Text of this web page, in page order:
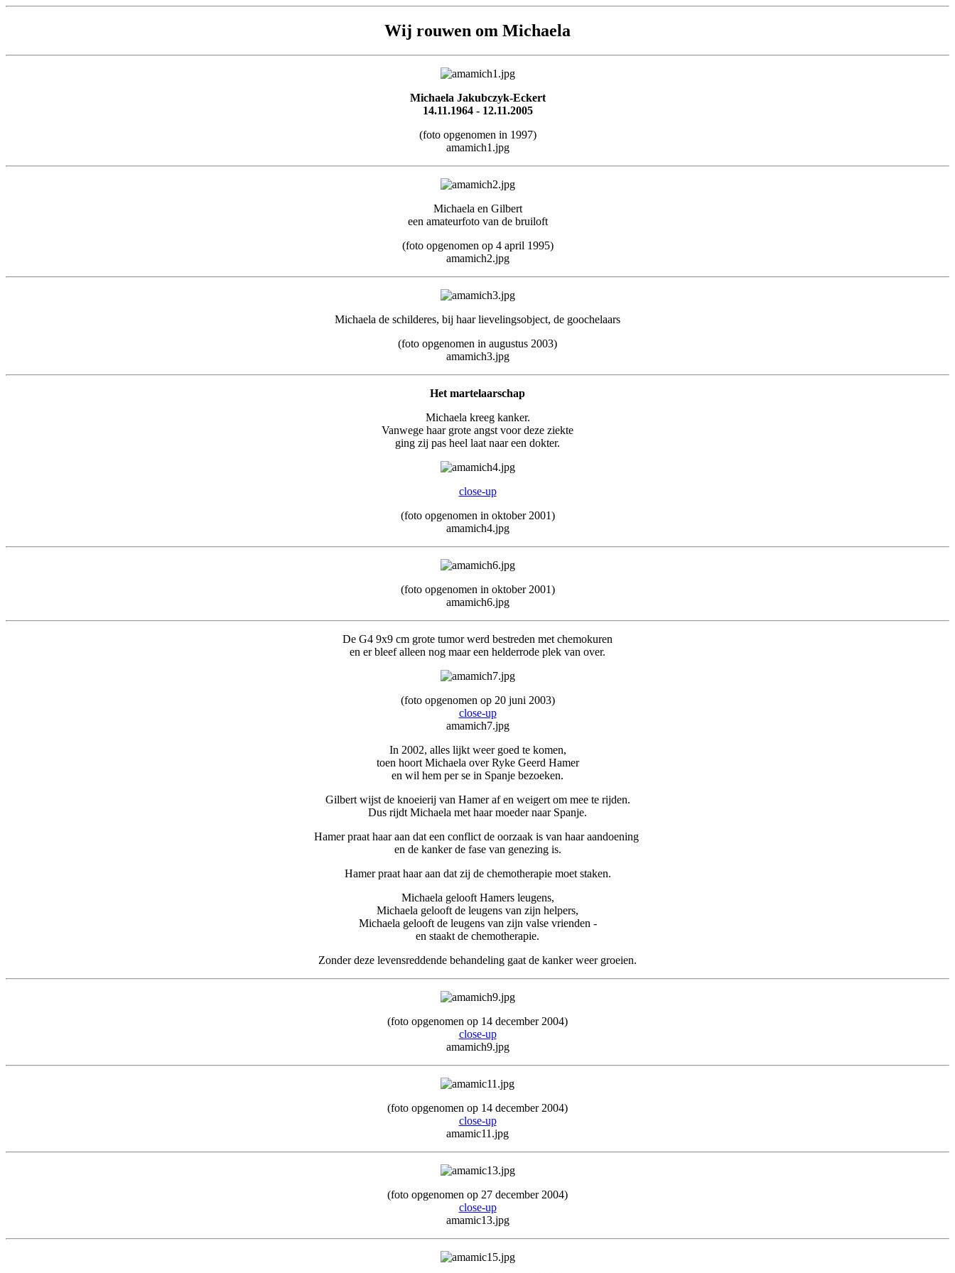
Wij rouwen om Michaela
Michaela Jakubczyk-Eckert
14.11.1964 - 12.11.2005
(foto opgenomen in 1997)
amamich1.jpg
Michaela en Gilbert
een amateurfoto van de bruiloft
(foto opgenomen op 4 april 1995)
amamich2.jpg
Michaela de schilderes, bij haar lievelingsobject, de goochelaars
(foto opgenomen in augustus 2003)
amamich3.jpg
Het martelaarschap
Michaela kreeg kanker.
Vanwege haar grote angst voor deze ziekte
ging zij pas heel laat naar een dokter.
close-up
(foto opgenomen in oktober 2001)
amamich4.jpg
(foto opgenomen in oktober 2001)
amamich6.jpg
De G4 9x9 cm grote tumor werd bestreden met chemokuren
en er bleef alleen nog maar een helderrode plek van over.
(foto opgenomen op 20 juni 2003)
close-up
amamich7.jpg
In 2002, alles lijkt weer goed te komen,
toen hoort Michaela over Ryke Geerd Hamer
en wil hem per se in Spanje bezoeken.
Gilbert wijst de knoeierij van Hamer af en weigert om mee te rijden.
Dus rijdt Michaela met haar moeder naar Spanje.
Hamer praat haar aan dat een conflict de oorzaak is van haar aandoening
en de kanker de fase van genezing is.
Hamer praat haar aan dat zij de chemotherapie moet staken.
Michaela gelooft Hamers leugens,
Michaela gelooft de leugens van zijn helpers,
Michaela gelooft de leugens van zijn valse vrienden -
en staakt de chemotherapie.
Zonder deze levensreddende behandeling gaat de kanker weer groeien.
(foto opgenomen op 14 december 2004)
close-up
amamich9.jpg
(foto opgenomen op 14 december 2004)
close-up
amamic11.jpg
(foto opgenomen op 27 december 2004)
close-up
amamic13.jpg